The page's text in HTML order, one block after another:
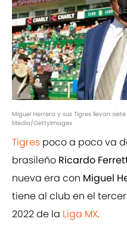
Miguel Herrera y sus Tigres llevan
Media/GettyImages
Tigres poco a poco va
brasileño Ricardo
nueva era con Miguel
tiene al club en el
2022 de la Liga MX.